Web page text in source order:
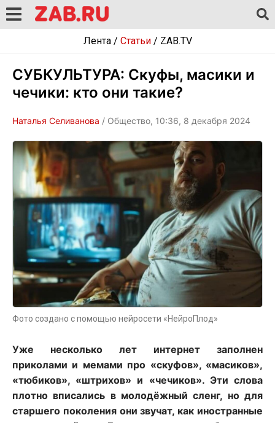
Лента/ Статьи/ ZAB.TV
СУБКУЛЬТУРА: Скуфы, масики и
чечики: кто они такие?
Наталья Селиванова / Общество, 10:36, 8 декабря 2024
Фото создано с помощью нейросети «НейроПлод»
Уже несколько лет интернет заполнен
приколами и мемами про «скуфов», «масиков»,
«тюбиков», «штрихов» и «чечиков». Эти слова
плотно вписались в молодёжный сленг, но для
старшего поколения они звучат, как иностранные